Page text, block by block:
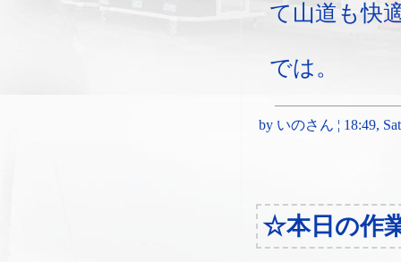
て山道も快
では。
by いのさん ¦ 18:49,
☆本日の作